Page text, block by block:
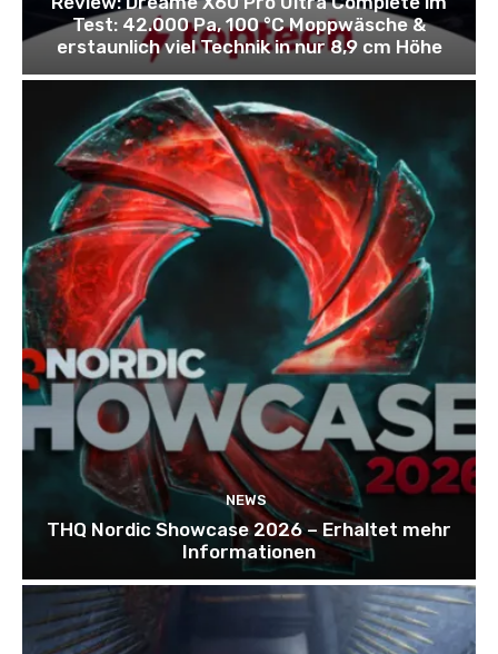
Test: 42.000 Pa, 100 °C Moppwäsche &
erstaunlich viel Technik in nur 8,9 cm Höhe
NEWS
THQ Nordic Showcase 2026 – Erhaltet mehr
Informationen